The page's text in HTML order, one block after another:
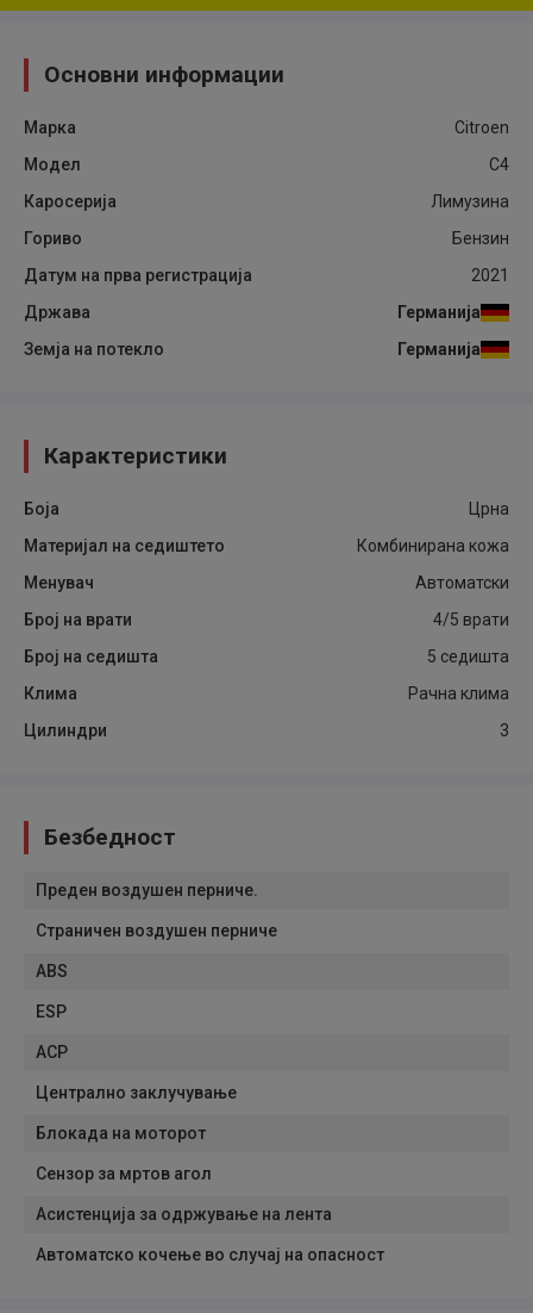
Основни информации
Марка
Citroen
Модел
C4
Каросерија
Лимузина
Гориво
Бензин
Датум на прва регистрација
2021
Држава
Германија
Земја на потекло
Германија
Карактеристики
Боја
Црна
Материјал на седиштето
Комбинирана кожа
Менувач
Автоматски
Број на врати
4/5 врати
Број на седишта
5 седишта
Клима
Рачна клима
Цилиндри
3
Безбедност
Преден воздушен перниче.
Страничен воздушен перниче
ABS
ESP
АСР
Централно заклучување
Блокада на моторот
Сензор за мртов агол
Асистенција за одржување на лента
Автоматско кочење во случај на опасност